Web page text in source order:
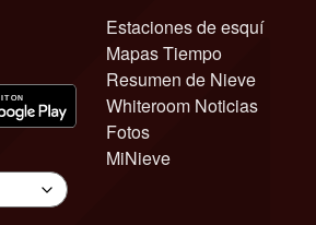
Estaciones de esquí
Mapas Tiempo
Resumen de Nieve
Whiteroom Noticias
Fotos
MiNieve